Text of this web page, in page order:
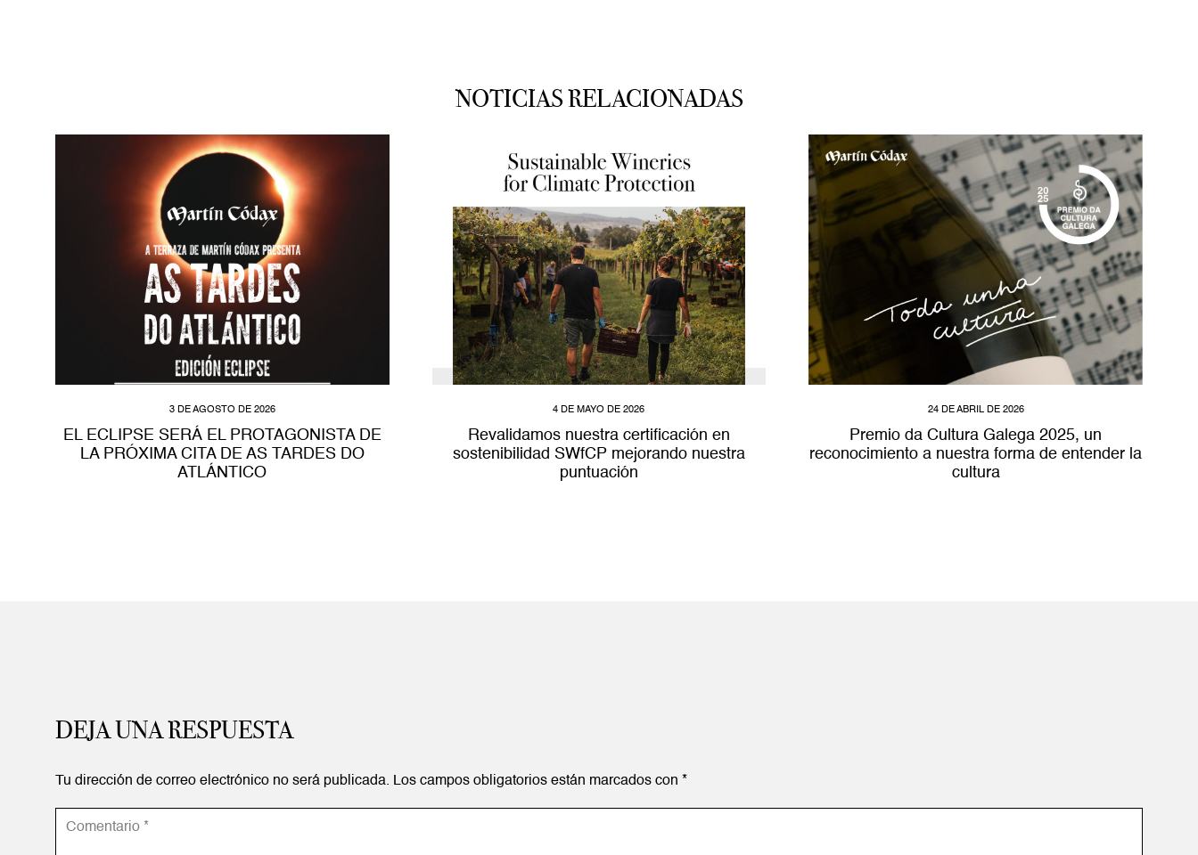
NOTICIAS RELACIONADAS
3 DE AGOSTO DE 2026
EL ECLIPSE SERÁ EL PROTAGONISTA DE
LA PRÓXIMA CITA DE AS TARDES DO
ATLÁNTICO
4 DE MAYO DE 2026
Revalidamos nuestra certificación en
sostenibilidad SWfCP mejorando nuestra
puntuación
24 DE ABRIL DE 2026
Premio da Cultura Galega 2025, un
reconocimiento a nuestra forma de entender la
cultura
DEJA UNA RESPUESTA
Tu dirección de correo electrónico no será publicada. Los campos obligatorios están marcados con *